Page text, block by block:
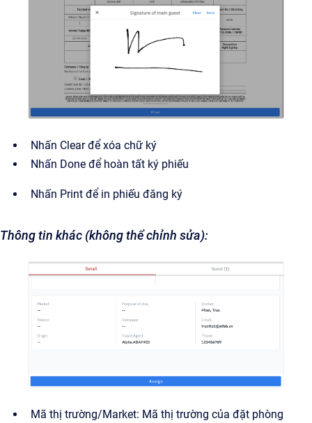
Nhấn Clear để xóa chữ ký
Nhấn Done để hoàn tất ký phiếu
Nhấn Print để in phiếu đăng ký
Thông tin khác (không thể chỉnh sửa):
Mã thị trường/Market: Mã thị trường của đặt phòng